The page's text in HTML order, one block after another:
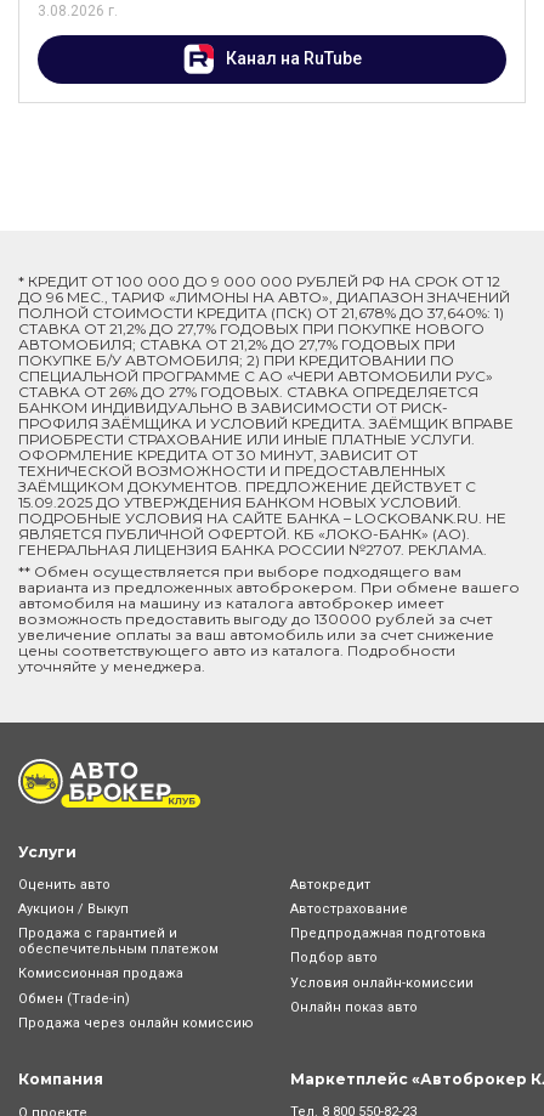
3.08.2026 г.
Канал на RuTube
* КРЕДИТ ОТ 100 000 ДО 9 000 000 РУБЛЕЙ РФ НА СРОК ОТ 12
ДО 96 МЕС., ТАРИФ «ЛИМОНЫ НА АВТО», ДИАПАЗОН ЗНАЧЕНИЙ
ПОЛНОЙ СТОИМОСТИ КРЕДИТА (ПСК) ОТ 21,678% ДО 37,640%: 1)
СТАВКА ОТ 21,2% ДО 27,7% ГОДОВЫХ ПРИ ПОКУПКЕ НОВОГО
АВТОМОБИЛЯ; СТАВКА ОТ 21,2% ДО 27,7% ГОДОВЫХ ПРИ
ПОКУПКЕ Б/У АВТОМОБИЛЯ; 2) ПРИ КРЕДИТОВАНИИ ПО
СПЕЦИАЛЬНОЙ ПРОГРАММЕ C АО «ЧЕРИ АВТОМОБИЛИ РУС»
СТАВКА ОТ 26% ДО 27% ГОДОВЫХ. СТАВКА ОПРЕДЕЛЯЕТСЯ
БАНКОМ ИНДИВИДУАЛЬНО В ЗАВИСИМОСТИ ОТ РИСК-
ПРОФИЛЯ ЗАЁМЩИКА И УСЛОВИЙ КРЕДИТА. ЗАЁМЩИК ВПРАВЕ
ПРИОБРЕСТИ СТРАХОВАНИЕ ИЛИ ИНЫЕ ПЛАТНЫЕ УСЛУГИ.
ОФОРМЛЕНИЕ КРЕДИТА ОТ 30 МИНУТ, ЗАВИСИТ ОТ
ТЕХНИЧЕСКОЙ ВОЗМОЖНОСТИ И ПРЕДОСТАВЛЕННЫХ
ЗАЁМЩИКОМ ДОКУМЕНТОВ. ПРЕДЛОЖЕНИЕ ДЕЙСТВУЕТ С
15.09.2025 ДО УТВЕРЖДЕНИЯ БАНКОМ НОВЫХ УСЛОВИЙ.
ПОДРОБНЫЕ УСЛОВИЯ НА САЙТЕ БАНКА – LOCKOBANK.RU. НЕ
ЯВЛЯЕТСЯ ПУБЛИЧНОЙ ОФЕРТОЙ. КБ «ЛОКО-БАНК» (АО).
ГЕНЕРАЛЬНАЯ ЛИЦЕНЗИЯ БАНКА РОССИИ №2707. РЕКЛАМА.
** Обмен осуществляется при выборе подходящего вам
варианта из предложенных автоброкером. При обмене вашего
автомобиля на машину из каталога автоброкер имеет
возможность предоставить выгоду до 130000 рублей за счет
увеличение оплаты за ваш автомобиль или за счет снижение
цены соответствующего авто из каталога. Подробности
уточняйте у менеджера.
Услуги
Оценить авто
Аукцион / Выкуп
Продажа с гарантией и
обеспечительным платежом
Комиссионная продажа
Обмен (Trade-in)
Продажа через онлайн комиссию
Автокредит
Автострахование
Предпродажная подготовка
Подбор авто
Условия онлайн-комиcсии
Онлайн показ авто
Компания
О проекте
Маркетплейс «Автоброкер
Тел. 8 800 550-82-23